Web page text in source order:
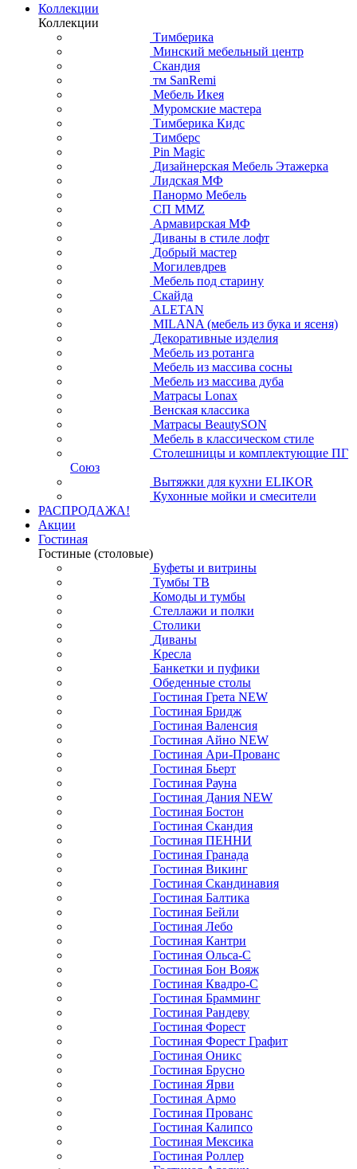
Коллекции
Коллекции
Тимберика
Минский мебельный центр
Скандия
тм SanRemi
Мебель Икея
Муромские мастера
Тимберика Кидс
Тимберс
Pin Magic
Дизайнерская Мебель Этажерка
Лидская МФ
Панормо Мебель
СП ММZ
Армавирская МФ
Диваны в стиле лофт
Добрый мастер
Могилевдрев
Мебель под старину
Скайда
ALETAN
MILANA (мебель из бука и ясеня)
Декоративные изделия
Мебель из ротанга
Мебель из массива сосны
Мебель из массива дуба
Матрасы Lonax
Венская классика
Матрасы BeautySON
Мебель в классическом стиле
Столешницы и комплектующие ПГ
Союз
Вытяжки для кухни ELIKOR
Кухонные мойки и смесители
РАСПРОДАЖА!
Акции
Гостиная
Гостиные (столовые)
Буфеты и витрины
Тумбы ТВ
Комоды и тумбы
Стеллажи и полки
Столики
Диваны
Кресла
Банкетки и пуфики
Обеденные столы
Гостиная Грета NEW
Гостиная Бридж
Гостиная Валенсия
Гостиная Айно NEW
Гостиная Ари-Прованс
Гостиная Бьерт
Гостиная Рауна
Гостиная Дания NEW
Гостиная Бостон
Гостиная Скандия
Гостиная ПЕННИ
Гостиная Гранада
Гостиная Викинг
Гостиная Скандинавия
Гостиная Балтика
Гостиная Бейли
Гостиная Лебо
Гостиная Кантри
Гостиная Ольса-С
Гостиная Бон Вояж
Гостиная Квадро-С
Гостиная Брамминг
Гостиная Рандеву
Гостиная Форест
Гостиная Форест Графит
Гостиная Оникс
Гостиная Брусно
Гостиная Ярви
Гостиная Армо
Гостиная Прованс
Гостиная Калипсо
Гостиная Мексика
Гостиная Роллер